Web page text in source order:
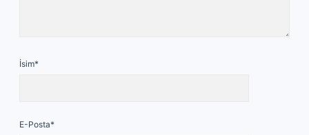
İsim*
E-Posta*